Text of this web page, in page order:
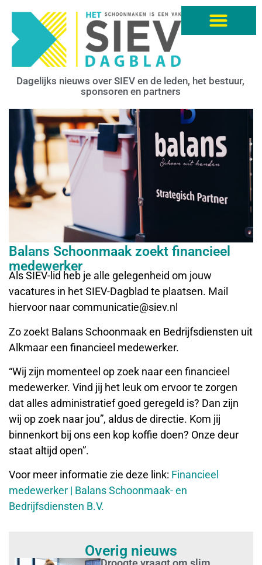
Dagelijks nieuws over SIEV en de leden, het bestuur,
sponsoren en partners
Balans Schoonmaak zoekt financieel
medewerker
Als SIEV-lid heb je alle gelegenheid om jouw
vacatures in het SIEV-Dagblad te plaatsen. Mail
hiervoor naar communicatie@siev.nl
Zo zoekt Balans Schoonmaak en Bedrijfsdiensten uit
Alkmaar een financieel medewerker.
“Wij zijn momenteel op zoek naar een financieel
medewerker. Vind jij het leuk om ervoor te zorgen
dat alles administratief goed geregeld is? Dan zijn
wij op zoek naar jou”, aldus de directie. Kom jij
binnenkort bij ons een kop koffie doen? Onze deur
staat altijd open”.
Voor meer informatie zie deze link: Financieel
medewerker | Balans Schoonmaak- en
Bedrijfsdiensten B.V.
Overig nieuws